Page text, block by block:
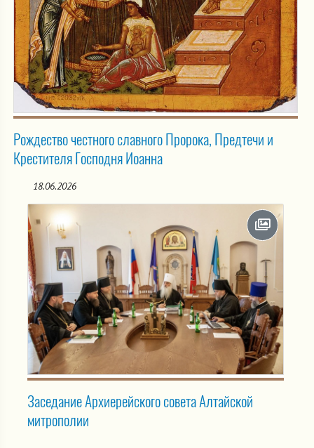
Рождество честного славного Пророка, Предтечи и
Крестителя Господня Иоанна
18.06.2026
Заседание Архиерейского совета Алтайской
митрополии